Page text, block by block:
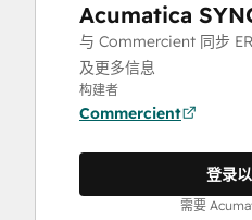
Acumatica
与 Commercient 同步
及更多信息
构建者
Commercient
登录
需要